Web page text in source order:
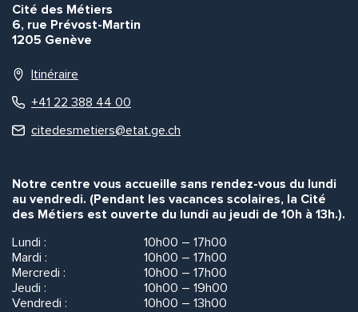
Cité des Métiers
6, rue Prévost-Martin
1205 Genève
Itinéraire
+41 22 388 44 00
citedesmetiers@etat.ge.ch
Notre centre vous accueille sans rendez-vous du lundi
au vendredi. (Pendant les vacances scolaires, la Cité
des Métiers est ouverte du lundi au jeudi de 10h à 13h.).
Lundi :
10h00 – 17h00
Mardi :
10h00 – 17h00
Mercredi :
10h00 – 17h00
Jeudi :
10h00 – 19h00
Vendredi :
10h00 – 13h00